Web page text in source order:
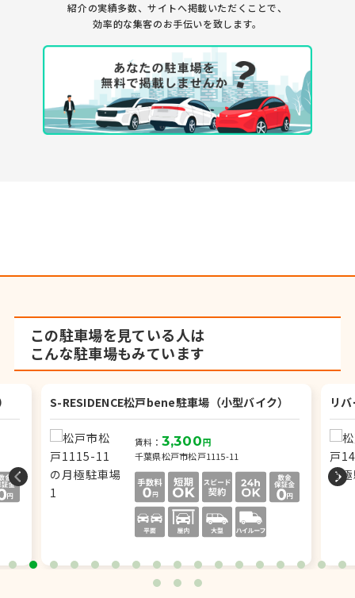
紹介の実績多数、サイトへ掲載いただくことで、
効率的な集客のお手伝いを致します。
この駐車場を見ている人は
こんな駐車場もみています
S-RESIDENCE松戸bene駐車場（小型バイク）
賃料： 3,300円
千葉県松戸市松戸1115-11
リ